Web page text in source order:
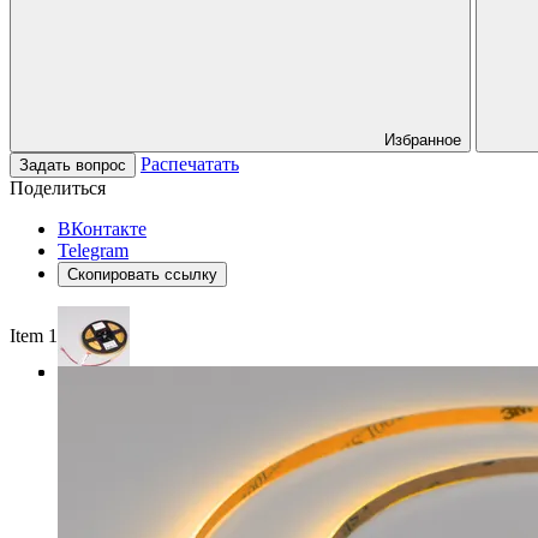
Избранное
Задать вопрос
Распечатать
Поделиться
ВКонтакте
Telegram
Скопировать ссылку
Item 1 of 3